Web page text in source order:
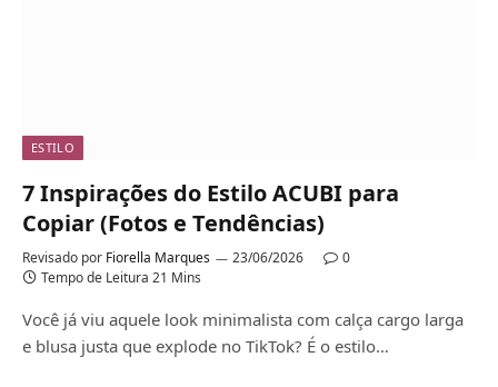
ESTILO
7 Inspirações do Estilo ACUBI para
Copiar (Fotos e Tendências)
Revisado por Fiorella Marques 23/06/2026
0
Tempo de Leitura 21 Mins
Você já viu aquele look minimalista com calça cargo larga
e blusa justa que explode no TikTok? É o estilo…